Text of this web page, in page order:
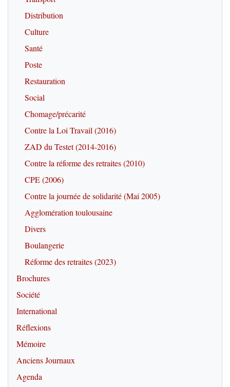
Distribution
Culture
Santé
Poste
Restauration
Social
Chomage/précarité
Contre la Loi Travail (2016)
ZAD du Testet (2014-2016)
Contre la réforme des retraites (2010)
CPE (2006)
Contre la journée de solidarité (Mai 2005)
Agglomération toulousaine
Divers
Boulangerie
Réforme des retraites (2023)
Brochures
Société
International
Réflexions
Mémoire
Anciens Journaux
Agenda